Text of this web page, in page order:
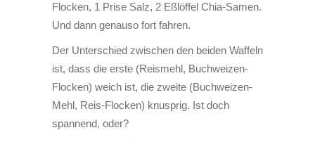
Flocken, 1 Prise Salz, 2 Eßlöffel Chia-Samen.
Und dann genauso fort fahren.
Der Unterschied zwischen den beiden Waffeln
ist, dass die erste (Reismehl, Buchweizen-
Flocken) weich ist, die zweite (Buchweizen-
Mehl, Reis-Flocken) knusprig. Ist doch
spannend, oder?